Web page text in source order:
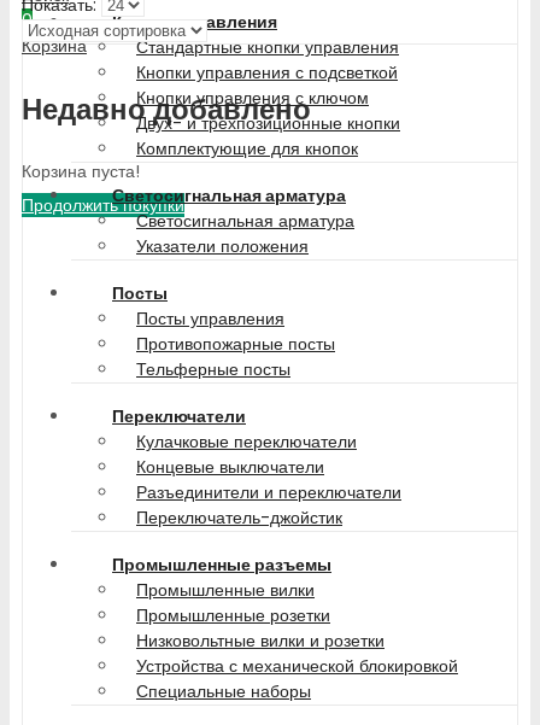
0
Корзина
Недавно добавлено
Корзина пуста!
Продолжить покупки
Кнопки управления
Стандартные кнопки управления
Кнопки управления с подсветкой
Кнопки управления с ключом
Двух- и трехпозиционные кнопки
Комплектующие для кнопок
Светосигнальная арматура
Светосигнальная арматура
Указатели положения
Посты
Посты управления
Противопожарные посты
Тельферные посты
Переключатели
Кулачковые переключатели
Концевые выключатели
Разъединители и переключатели
Переключатель-джойстик
Промышленные разъемы
Промышленные вилки
Промышленные розетки
Низковольтные вилки и розетки
Устройства с механической блокировкой
Специальные наборы